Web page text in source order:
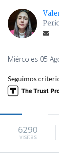
Miércoles 05
Seguimos
6290
visitas